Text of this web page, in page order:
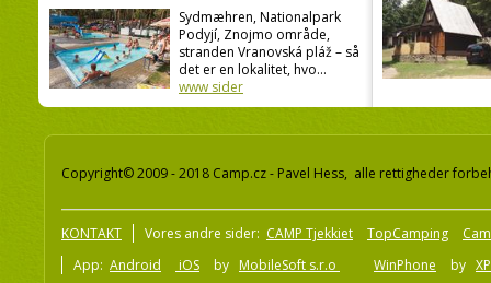
Sydmæhren, Nationalpark
Podyjí, Znojmo område,
stranden Vranovská pláž – så
det er en lokalitet, hvo...
www sider
Copyright© 2009 - 2018 Camp.cz - Pavel Hess, alle rettigheder
KONTAKT Vores andre sider: CAMP Tjekkiet TopCamping
App: Android iOS by MobileSoft s.r.o WinPhone by